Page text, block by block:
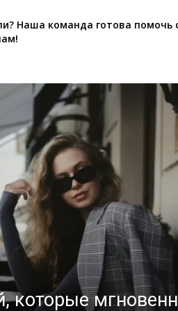
Наша команда готова помочь
которые